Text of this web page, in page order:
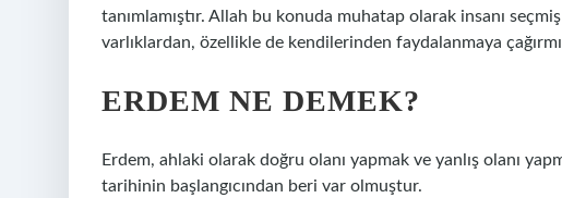
tanımlamıştır. Allah bu konuda muhatap olarak insanı
varlıklardan, özellikle de kendilerinden faydalanmaya
ERDEM NE DEMEK?
Erdem, ahlaki olarak doğru olanı yapmak ve yanlış olanı
tarihinin başlangıcından beri var olmuştur.